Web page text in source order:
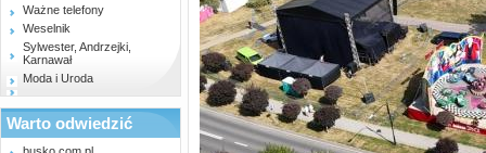
Ważne telefony
Weselnik
Sylwester, Andrzejki,
Karnawał
Moda i Uroda
Warto odwiedzić